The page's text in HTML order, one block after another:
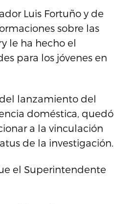
Luis Fortuño y de
sobre las
le ha hecho el
para los jóvenes en
lanzamiento del
doméstica, quedó
a la vinculación
de la investigación.
el Superintendente